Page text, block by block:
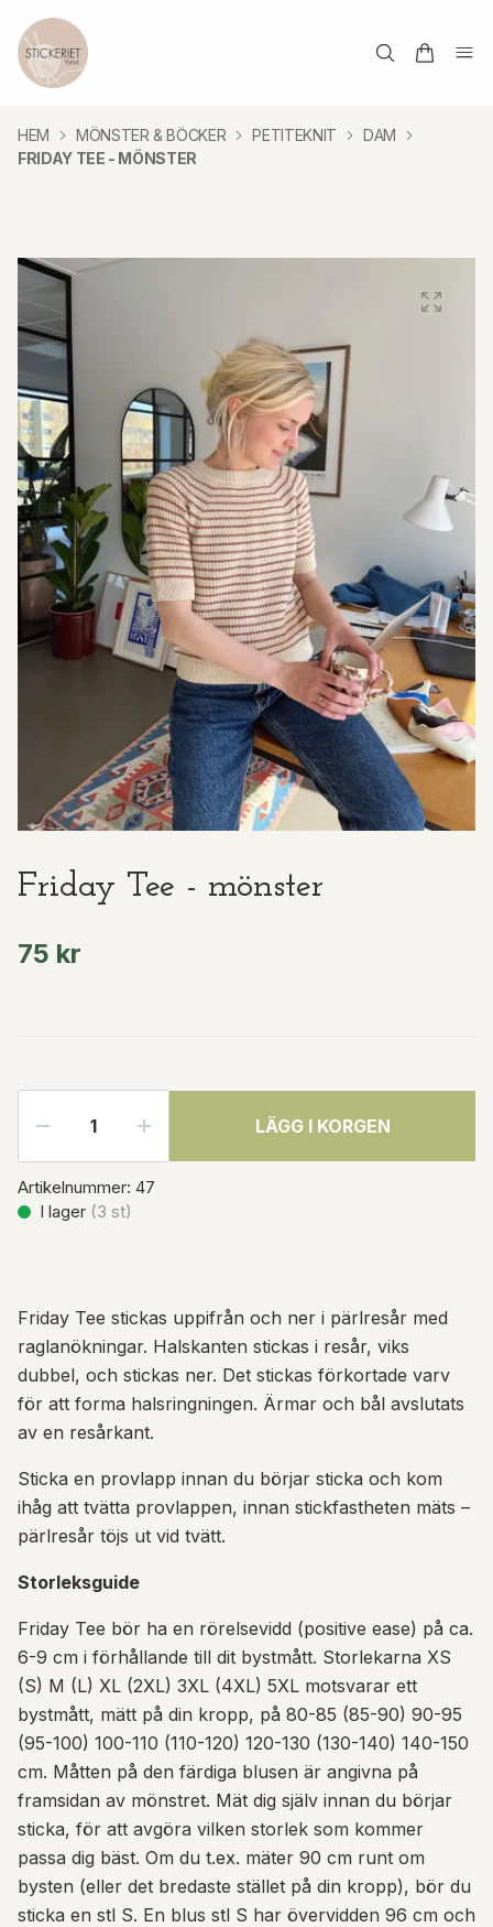
HEM MÖNSTER & BÖCKER PETITEKNIT
DAM
FRIDAY TEE - MÖNSTER
Friday Tee - mönster
75 kr
LÄGG I KORGEN
Artikelnummer: 47
I lager (3 st)
Friday Tee stickas uppifrån och ner i pärlresår med
raglanökningar. Halskanten stickas i resår, viks
dubbel, och stickas ner. Det stickas förkortade varv
för att forma halsringningen. Ärmar och bål avslutats
av en resårkant.
Sticka en provlapp innan du börjar sticka och kom
ihåg att tvätta provlappen, innan stickfastheten mäts –
pärlresår töjs ut vid tvätt.
Storleksguide
Friday Tee bör ha en rörelsevidd (positive ease) på ca.
6-9 cm i förhållande till dit bystmått. Storlekarna XS
(S) M (L) XL (2XL) 3XL (4XL) 5XL motsvarar ett
bystmått, mätt på din kropp, på 80-85 (85-90) 90-95
(95-100) 100-110 (110-120) 120-130 (130-140) 140-150
cm. Måtten på den färdiga blusen är angivna på
framsidan av mönstret. Mät dig själv innan du börjar
sticka, för att avgöra vilken storlek som kommer
passa dig bäst. Om du t.ex. mäter 90 cm runt om
bysten (eller det bredaste stället på din kropp), bör du
sticka en stl S. En blus stl S har övervidden 96 cm och